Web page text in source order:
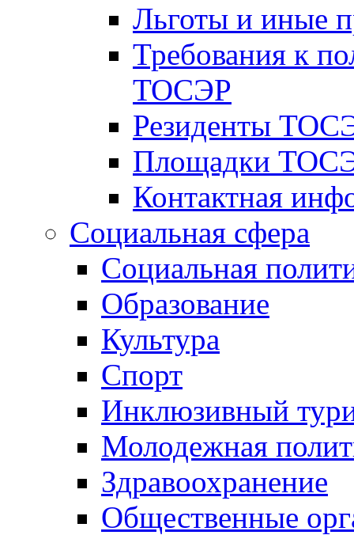
Льготы и иные
Требования к
ТОСЭР
Резиденты
Площадки
Контактная
Социальная сфера
Социальная
Образование
Культура
Спорт
Инклюзивный
Молодежная
Здравоохранение
Общественные